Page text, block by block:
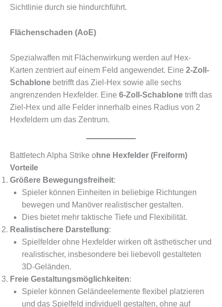
Sichtlinie durch sie hindurchführt.
Flächenschaden (AoE)
Spezialwaffen mit Flächenwirkung werden auf Hex-
Karten zentriert auf einem Feld angewendet. Eine 2-Zoll-
Schablone betrifft das Ziel-Hex sowie alle sechs
angrenzenden Hexfelder. Eine 6-Zoll-Schablone trifft das
Ziel-Hex und alle Felder innerhalb eines Radius von 2
Hexfeldern um das Zentrum.
Battletech Alpha Strike ohne Hexfelder (Freiform)
Vorteile
Größere Bewegungsfreiheit:
Spieler können Einheiten in beliebige Richtungen
bewegen und Manöver realistischer gestalten.
Dies bietet mehr taktische Tiefe und Flexibilität.
Realistischere Darstellung:
Spielfelder ohne Hexfelder wirken oft ästhetischer und
realistischer, insbesondere bei liebevoll gestalteten
3D-Geländen.
Freie Gestaltungsmöglichkeiten:
Spieler können Geländeelemente flexibel platzieren
und das Spielfeld individuell gestalten, ohne auf